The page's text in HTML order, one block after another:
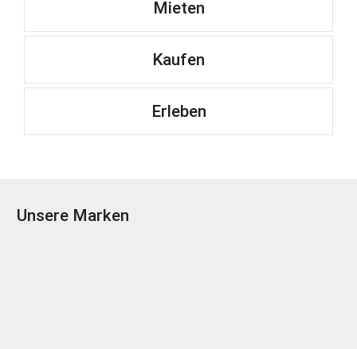
Mieten
Kaufen
Erleben
Unsere Marken